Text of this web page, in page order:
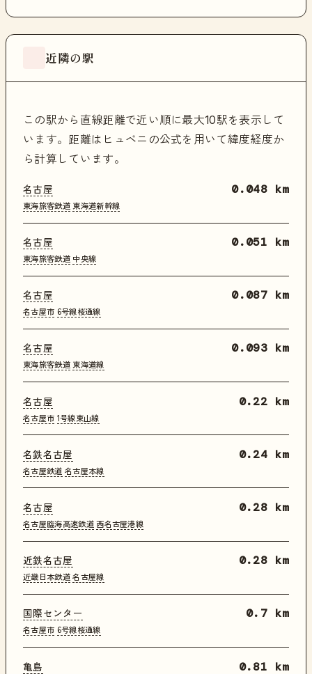
近隣の駅
この駅から直線距離で近い順に最大10駅を表示して
います。距離はヒュベニの公式を用いて緯度経度か
ら計算しています。
名古屋
東海旅客鉄道 東海道新幹線
0.048 km
名古屋
東海旅客鉄道 中央線
0.051 km
名古屋
名古屋市 6号線桜通線
0.087 km
名古屋
東海旅客鉄道 東海道線
0.093 km
名古屋
名古屋市 1号線東山線
0.22 km
名鉄名古屋
名古屋鉄道 名古屋本線
0.24 km
名古屋
名古屋臨海高速鉄道 西名古屋港線
0.28 km
近鉄名古屋
近畿日本鉄道 名古屋線
0.28 km
国際センター
名古屋市 6号線桜通線
0.7 km
亀島 0.81 km